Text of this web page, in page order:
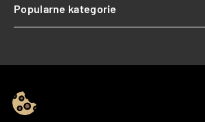
Popularne kategorie